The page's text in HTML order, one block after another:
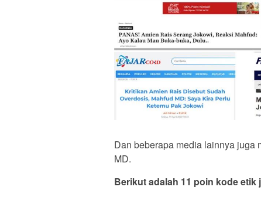
Dan beberapa media lainnya juga
MD.
Berikut adalah 11 poin kode etik